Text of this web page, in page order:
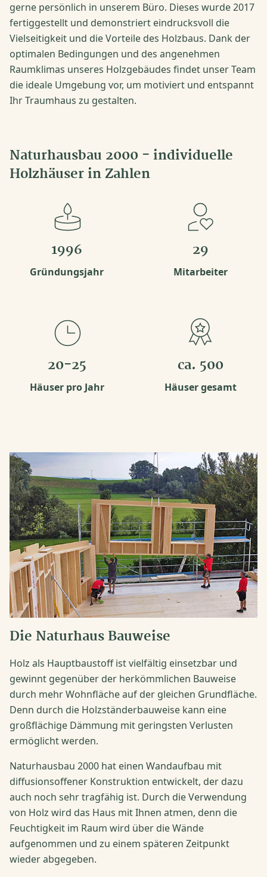
gerne persönlich in unserem Büro. Dieses wurde 2017
fertiggestellt und demonstriert eindrucksvoll die
Vielseitigkeit und die Vorteile des Holzbaus. Dank der
optimalen Bedingungen und des angenehmen
Raumklimas unseres Holzgebäudes findet unser Team
die ideale Umgebung vor, um motiviert und entspannt
Ihr Traumhaus zu gestalten.
Naturhausbau 2000 - individuelle
Holzhäuser in Zahlen
1996
Gründungsjahr
29
Mitarbeiter
20-25
Häuser pro Jahr
ca. 500
Häuser gesamt
Die Naturhaus Bauweise
Holz als Hauptbaustoff ist vielfältig einsetzbar und
gewinnt gegenüber der herkömmlichen Bauweise
durch mehr Wohnfläche auf der gleichen Grundfläche.
Denn durch die Holzständerbauweise kann eine
großflächige Dämmung mit geringsten Verlusten
ermöglicht werden.
Naturhausbau 2000 hat einen Wandaufbau mit
diffusionsoffener Konstruktion entwickelt, der dazu
auch noch sehr tragfähig ist. Durch die Verwendung
von Holz wird das Haus mit Ihnen atmen, denn die
Feuchtigkeit im Raum wird über die Wände
aufgenommen und zu einem späteren Zeitpunkt
wieder abgegeben.